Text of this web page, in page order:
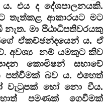
එය ද දේශපාලනයකි.
තැත්කළ ආකාරයට මට
මා පීඨාධිපතිවරයකු
ඒකච්ඡන්දයෙන් ය. ඒ
අවශ්‍ය නම් යමකුට කිව
කොමිෂන් සභාවේ
පත්වීමක් බව ය. එහෙත්
වැටුපක් හෝ නො වීය.
පමණක් ගෙවීමක්